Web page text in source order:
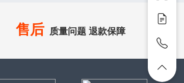
售后 质量问题 退款保障